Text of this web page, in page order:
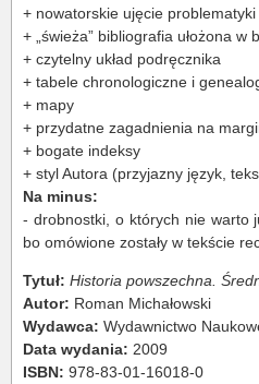
+ nowatorskie ujęcie problematyki
+ „świeża” bibliografia ułożona
+ czytelny układ podręcznika
+ tabele chronologiczne i
+ mapy
+ przydatne zagadnienia na
+ bogate indeksy
+ styl Autora (przyjazny język,
Na minus:
- drobnostki, o których nie warto
bo omówione zostały w tekście
Tytuł: Historia powszechna.
Autor: Roman Michałowski
Wydawca: Wydawnictwo
Data wydania: 2009
ISBN: 978-83-01-16018-0